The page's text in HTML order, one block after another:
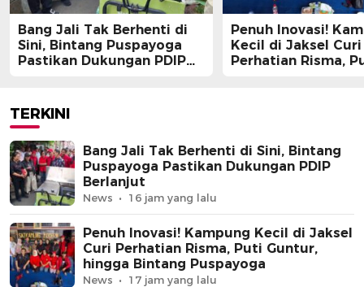
Bang Jali Tak Berhenti di
Sini, Bintang Puspayoga
Pastikan Dukungan PDIP
Penuh Inovasi!
Kecil di Jaksel Curi
Perhatian Risma,
TERKINI
Bang Jali Tak Berhenti di Sini, Bintang
Puspayoga Pastikan Dukungan PDIP
Berlanjut
News 16 jam yang lalu
Penuh Inovasi! Kampung Kecil di Jaksel
Curi Perhatian Risma, Puti Guntur,
hingga Bintang Puspayoga
News 17 jam yang lalu